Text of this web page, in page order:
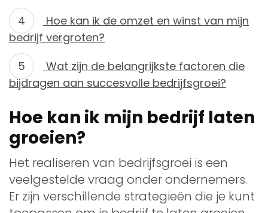
Hoe kan ik de omzet en winst van mijn
bedrijf vergroten?
Wat zijn de belangrijkste factoren die
bijdragen aan succesvolle bedrijfsgroei?
Hoe kan ik mijn bedrijf laten
groeien?
Het realiseren van bedrijfsgroei is een
veelgestelde vraag onder ondernemers.
Er zijn verschillende strategieën die je kunt